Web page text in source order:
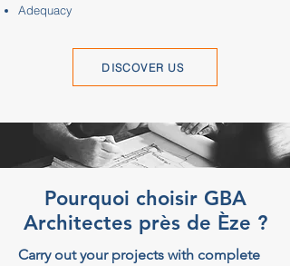
Adequacy
DISCOVER US
Pourquoi choisir GBA
Architectes près de Èze ?
Carry out your projects with complete